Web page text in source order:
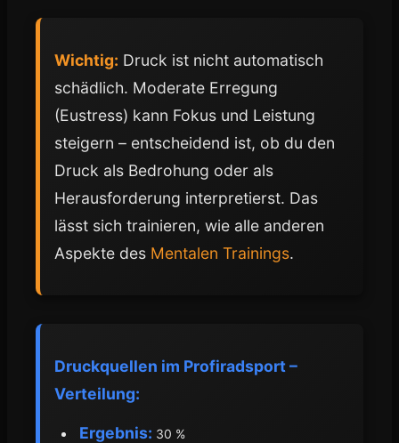
Wichtig: Druck ist nicht automatisch
schädlich. Moderate Erregung
(Eustress) kann Fokus und Leistung
steigern – entscheidend ist, ob du den
Druck als Bedrohung oder als
Herausforderung interpretierst. Das
lässt sich trainieren, wie alle anderen
Aspekte des Mentalen Trainings.
Druckquellen im Profiradsport –
Verteilung:
Ergebnis: 30 %